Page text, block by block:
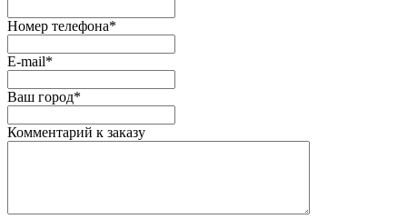
Номер телефона*
E-mail*
Ваш город*
Комментарий к заказу